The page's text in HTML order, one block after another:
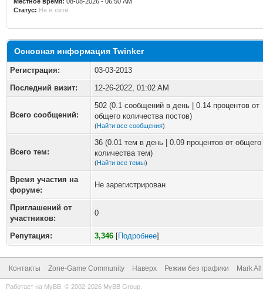
Статус: Не в сети
Основная информация Twinker
Регистрация:
03-03-2013
Последний визит:
12-26-2022, 01:02 AM
Всего сообщений:
502 (0.1 сообщений в день | 0.14 процентов от
общего количества постов)
(Найти все сообщения)
Всего тем:
36 (0.01 тем в день | 0.09 процентов от общего
количества тем)
(Найти все темы)
Время участия на
форуме:
Не зарегистрирован
Приглашений от
участников:
0
Репутация: 3,346 [Подробнее]
Контакты Zone-Game Community Наверх Режим без графики Mark
Работает на MyBB , © 2002-2026 MyBB Group